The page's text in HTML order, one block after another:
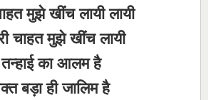
मुझे खींच लायी लायी
चाहत मुझे खींच लायी
तन्हाई का आलम है
बड़ा ही जालिम है